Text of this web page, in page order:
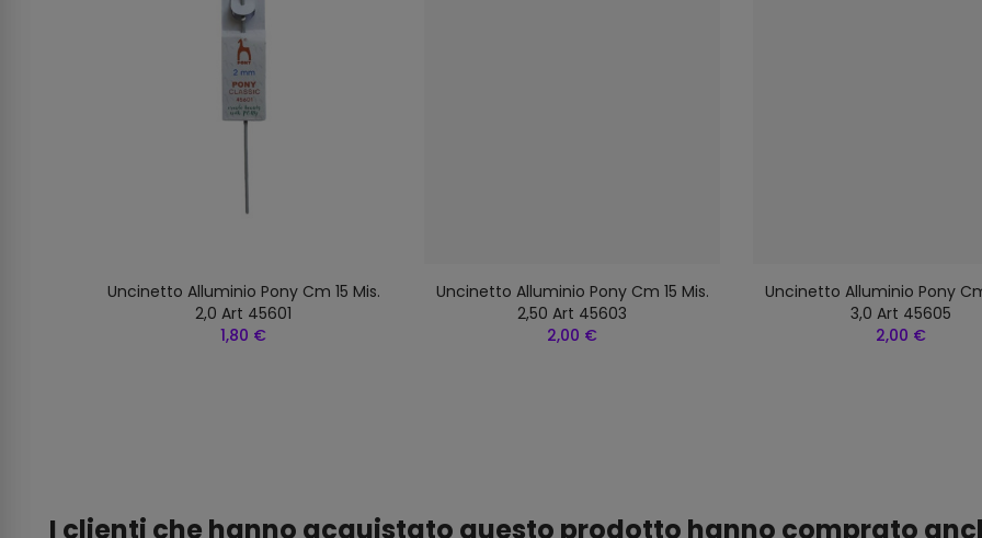
Uncinetto Alluminio Pony Cm 15 Mis.
2,0 Art 45601
1,80 €
Uncinetto Alluminio Pony Cm 15 Mis.
2,50 Art 45603
2,00 €
Uncinetto Alluminio Pony
3,0 Art 45605
2,00 €
I clienti che hanno acquistato questo prodotto hanno comprato